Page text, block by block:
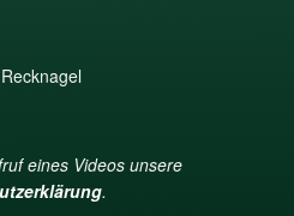
eines Videos unsere
.